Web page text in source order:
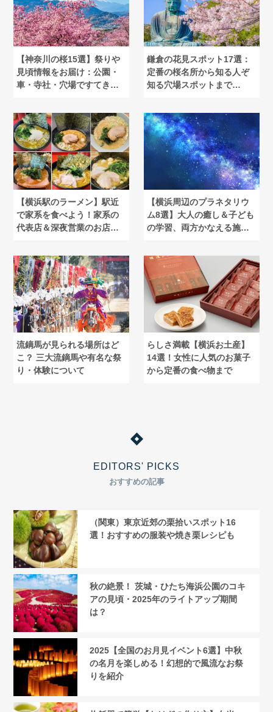
【神奈川の桜15選】祭りや
見頃情報をお届け：公園・
車・寺社・穴場ですてきな
鎌倉の花見スポット17選：
定番の桜名所から知る人ぞ
知る穴場スポットまで
【横浜駅のラーメン】駅近
で家系を食べよう！家系の
代表店＆深夜営業のお店紹
【横浜周辺のプラネタリウ
ム8選】大人の癒し＆子ども
の学習、両方かなえる施設
流鏑馬が見られる場所はど
こ？ 三大流鏑馬や有名な祭
り・体験について
らしさ満載【横浜お土産】
14選！女性に人気のお菓子
から定番の食べ物まで
EDITORS' PICKS
おすすめの記事
（関東）東京近郊の栗拾いスポット16
選！おすすめの服装や焼き栗レシピも
秋の絶景！ 茨城・ひたち海浜公園のコキ
アの見頃・2025年のライトアップ期間
は？
2025【全国のお月見イベント6選】中秋
の名月を楽しめる！幻想的で風流なお祭
りを紹介